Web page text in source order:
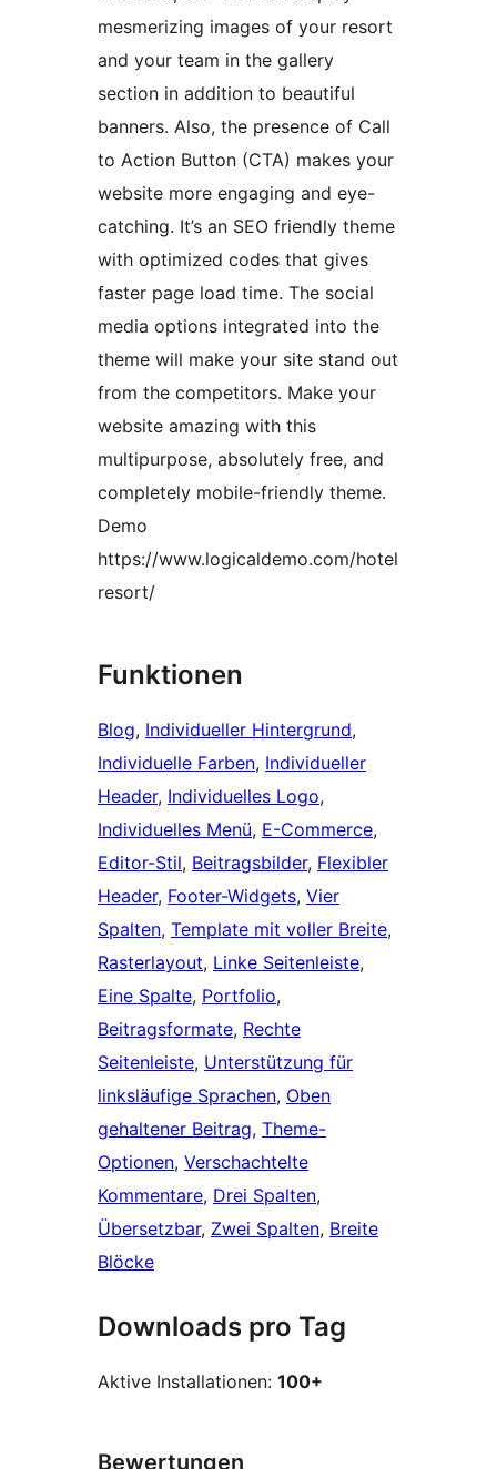
mesmerizing images of your resort
and your team in the gallery
section in addition to beautiful
banners. Also, the presence of Call
to Action Button (CTA) makes your
website more engaging and eye-
catching. It’s an SEO friendly theme
with optimized codes that gives
faster page load time. The social
media options integrated into the
theme will make your site stand out
from the competitors. Make your
website amazing with this
multipurpose, absolutely free, and
completely mobile-friendly theme.
Demo
https://www.logicaldemo.com/hotel
resort/
Funktionen
Blog, Individueller Hintergrund
Individuelle Farben, Individueller
Header, Individuelles Logo
Individuelles Menü, E-Commerce
Editor-Stil, Beitragsbilder, Flexibler
Header, Footer-Widgets, Vier
Spalten, Template mit voller Breite
Rasterlayout, Linke Seitenleiste
Eine Spalte, Portfolio
Beitragsformate, Rechte
Seitenleiste, Unterstützung für
linksläufige Sprachen, Oben
gehaltener Beitrag, Theme-
Optionen, Verschachtelte
Kommentare, Drei Spalten
Übersetzbar, Zwei Spalten, Breite
Blöcke
Downloads pro Tag
Aktive Installationen: 100+
Bewertungen